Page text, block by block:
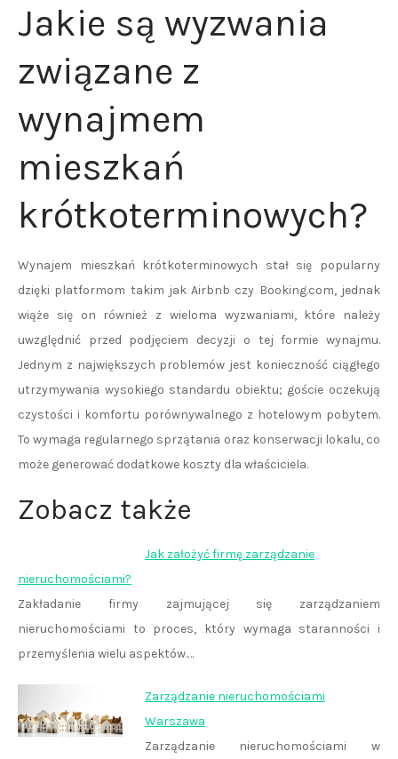
Jakie są wyzwania
związane z
wynajmem
mieszkań
krótkoterminowych?
Wynajem mieszkań krótkoterminowych stał się popularny
dzięki platformom takim jak Airbnb czy Booking.com, jednak
wiąże się on również z wieloma wyzwaniami, które należy
uwzględnić przed podjęciem decyzji o tej formie wynajmu.
Jednym z największych problemów jest konieczność ciągłego
utrzymywania wysokiego standardu obiektu; goście oczekują
czystości i komfortu porównywalnego z hotelowym pobytem.
To wymaga regularnego sprzątania oraz konserwacji lokalu, co
może generować dodatkowe koszty dla właściciela.
Zobacz także
Jak założyć firmę zarządzanie
nieruchomościami?
Zakładanie firmy zajmującej się zarządzaniem
nieruchomościami to proces, który wymaga staranności i
przemyślenia wielu aspektów.…
Zarządzanie nieruchomościami
Warszawa
Zarządzanie nieruchomościami w